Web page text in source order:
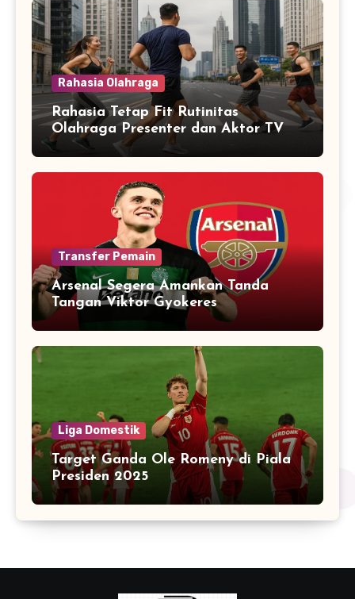
Rahasia Olahraga
Rahasia Tetap Fit Rutinitas
Olahraga Presenter dan Aktor TV
Transfer Pemain
Arsenal Segera Amankan Tanda
Tangan Viktor Gyokeres
Liga Domestik
Target Ganda Ole Romeny di Piala
Presiden 2025